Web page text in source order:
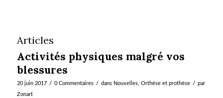
Articles
Activités physiques malgré vos
blessures
20 juin 2017 / 0 Commentaires / dans Nouvelles, Orthèse et prothèse / par
Zonart